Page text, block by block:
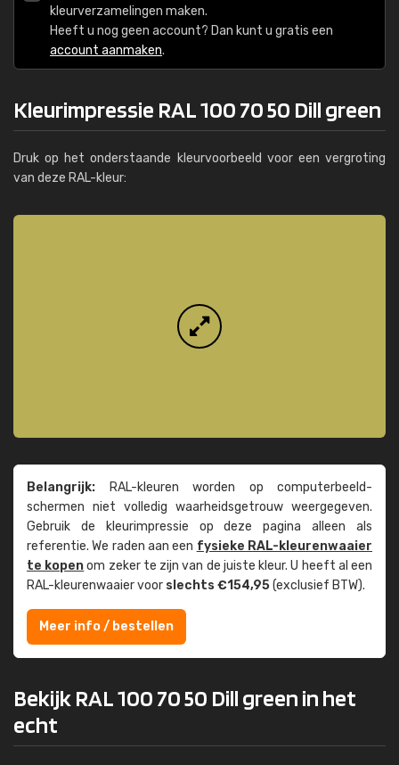
kleurverzamelingen maken.
Heeft u nog geen account? Dan kunt u gratis een
account aanmaken.
Kleurimpressie RAL 100 70 50 Dill green
Druk op het onderstaande kleurvoorbeeld voor een vergroting
van deze RAL-kleur:
Belangrijk: RAL-kleuren worden op computer­beeld­
schermen niet volledig waarheids­­getrouw weer­gegeven.
Gebruik de kleur­impressie op deze pagina alleen als
referentie. We raden aan een fysieke RAL-kleuren­waaier
te kopenom zeker te zijn van de juiste kleur. U heeft al een
RAL-kleuren­waaier voor slechts €154,95(exclusief BTW).
Meer info / bestellen
Bekijk RAL 100 70 50 Dill green in het
echt